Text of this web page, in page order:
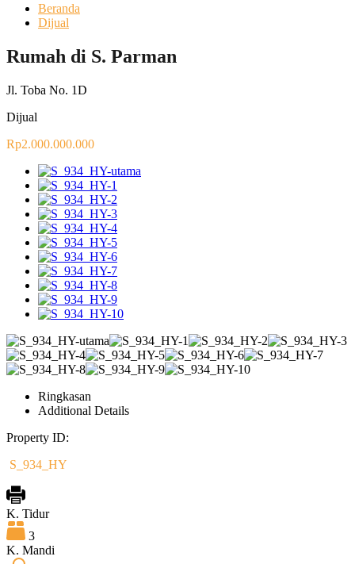
Beranda
Dijual
Rumah di S. Parman
Jl. Toba No. 1D
Dijual
Rp2.000.000.000
Ringkasan
Additional Details
Property ID:
S_934_HY
K. Tidur
3
K. Mandi